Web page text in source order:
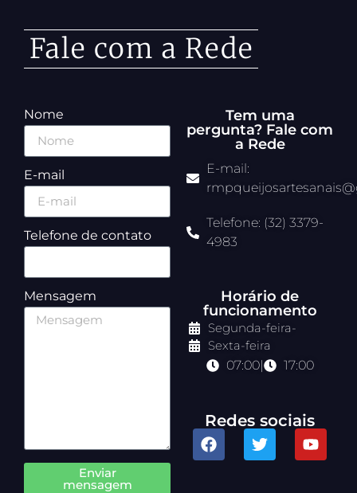
Fale com a Rede
Nome
E-mail
Telefone de contato
Mensagem
Enviar
mensagem
Tem uma
pergunta? Fale com
a Rede
E-mail:
Telefone: (32) 3379-
4983
Horário de
funcionamento
Segunda-feira-
Sexta-feira
07:00| 17:00
Redes sociais